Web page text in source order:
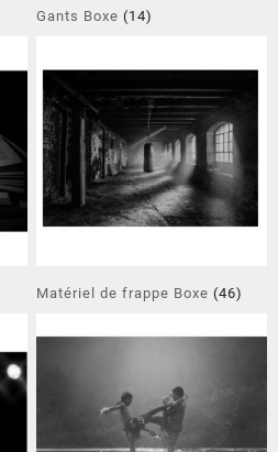
Gants Boxe(14)
Matériel de frappe Boxe(46)